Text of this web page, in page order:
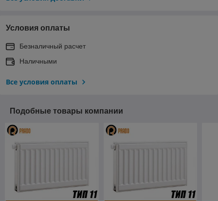
Условия оплаты
Безналичный расчет
Наличными
Все условия оплаты
Подобные товары компании